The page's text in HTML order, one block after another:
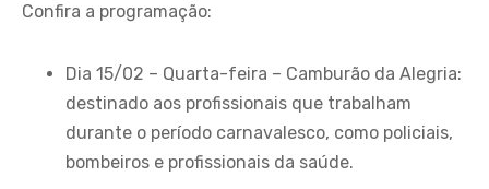
Confira a programação:
Dia 15/02 – Quarta-feira – Camburão da Alegria:
destinado aos profissionais que trabalham
durante o período carnavalesco, como policiais,
bombeiros e profissionais da saúde.